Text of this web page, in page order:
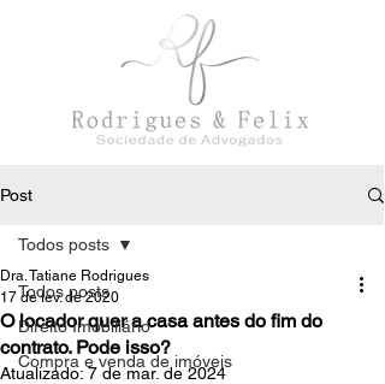
Post
Todos posts
Direito Imobiliário
Compra e venda de imóveis
Todos posts
O locador quer a casa antes do fim do
contrato. Pode isso?
Dra. Tatiane Rodrigues
17 de fev. de 2020
Atualizado:7 de mar. de 2024